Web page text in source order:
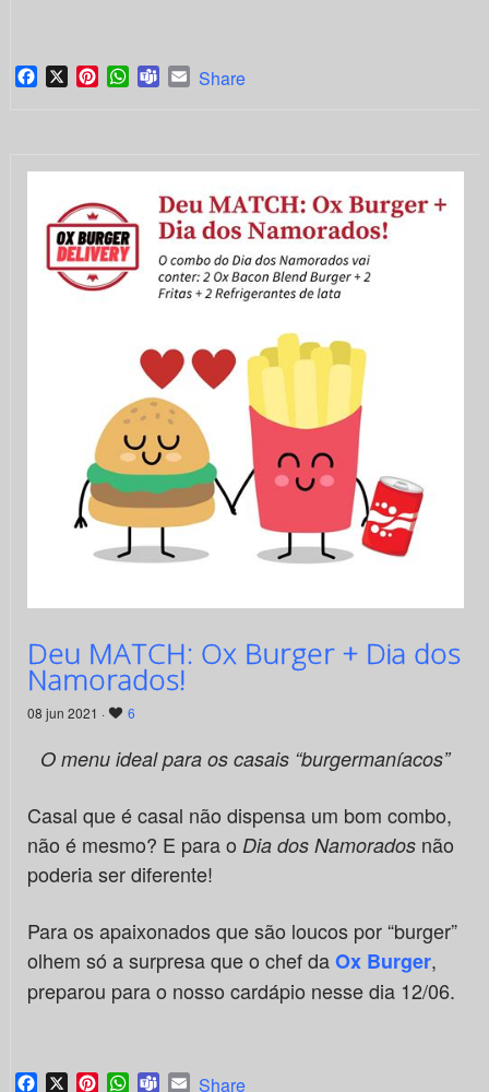
Facebook
X PinterestWhatsApp
TeamsEmail
Share
Deu MATCH: Ox Burger + Dia dos
Namorados!
08 jun 2021 · 6
O menu ideal para os casais “burgermaníacos”
Casal que é casal não dispensa um bom combo,
não é mesmo? E para o Dia dos Namoradosnão
poderia ser diferente!
Para os apaixonados que são loucos por “burger”
olhem só a surpresa que o chef daOx Burger,
preparou para o nosso cardápio nesse dia 12/06.
Facebook
X PinterestWhatsApp
TeamsEmail
Share